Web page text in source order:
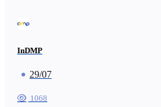
InDMP
29/07
1068